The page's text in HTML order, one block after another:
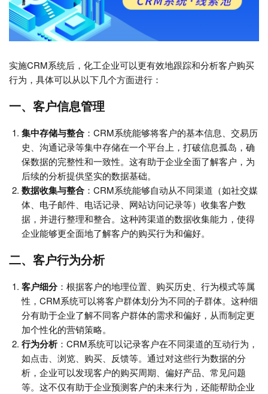
实施CRM系统后，化工企业可以更有效地跟踪和分析客户购买
行为，具体可以从以下几个方面进行：
一、客户信息管理
集中存储与整合 ：CRM系统能够将客户的基本信息、交易历
史、沟通记录等集中存储在一个平台上，打破信息孤岛，确
保数据的完整性和一致性。这有助于企业全面了解客户，为
后续的分析提供坚实的数据基础。
数据收集与整合 ：CRM系统能够自动从不同渠道（如社交媒
体、电子邮件、电话记录、网站访问记录等）收集客户数
据，并进行整理和整合。这种跨渠道的数据收集能力，使得
企业能够更全面地了解客户的购买行为和偏好。
二、客户行为分析
客户细分：根据客户的地理位置、购买历史、行为模式等属
性，CRM系统可以将客户群体划分为不同的子群体。这种细
分有助于企业了解不同客户群体的需求和偏好，从而制定更
加个性化的营销策略。
行为分析：CRM系统可以记录客户在不同渠道的互动行为，
如点击、浏览、购买、反馈等。通过对这些行为数据的分
析，企业可以发现客户的购买周期、偏好产品、常见问题
等。这不仅有助于企业预测客户的未来行为，还能帮助企业